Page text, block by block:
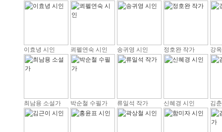
이효녕 시인 쾨펠연숙 시인 송귀영 시인 정호완 작가 강
최남용 소설가 박순철 수필가 류일석 작가 신혜경 시인 김